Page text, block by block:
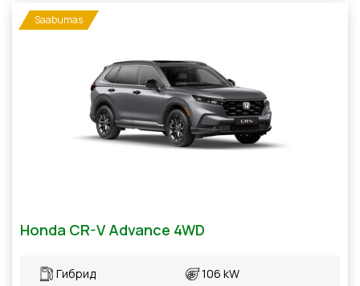
Saabumas
Honda CR-V Advance 4WD
Гибрид
106 kW